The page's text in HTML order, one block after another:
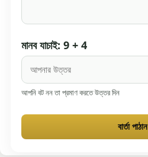
মানব যাচাই: 9 + 4
আপনি বট নন তা প্রমাণ করতে উত্তর দিন
বার্তা পাঠান